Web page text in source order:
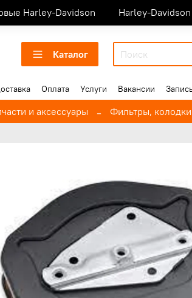
Harley-Davidson Harley-
Каталог
Оплата Услуги Вакансии
и аксессуары Фильтры, колодки